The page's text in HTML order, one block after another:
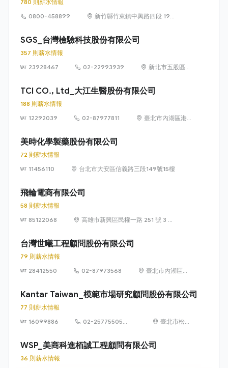
780 則薪水情報
0800-458899
新竹縣竹東鎮中興路四段 195
SGS_台灣檢驗科技股份有限公司
357 則薪水情報
23928467
02-22993939
新北市五股區五
（五股工業區）
TCI CO., Ltd_大江生醫股份有限公司
188 則薪水情報
12292039
02-87977811
臺北市內湖區港
美時化學製藥股份有限公司
72 則薪水情報
11456110
台北市大安區信義路三段149號15樓
飛輪電商有限公司
58 則薪水情報
85122068
高雄市新興區民權一路 251 號 3 樓
台灣世曦工程顧問股份有限公司
79 則薪水情報
28412550
02-87973568
臺北市內湖區湖
號
Kantar Taiwan_模範市場研究顧問股份有限公司
77 則薪水情報
16099886
02-25775505
臺北市松山
WSP_美商科進栢誠工程顧問有限公司
36 則薪水情報